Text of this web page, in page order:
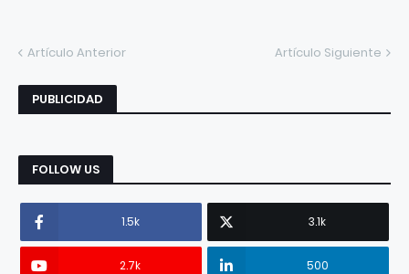
Artículo Anterior Artículo Siguiente
PUBLICIDAD
FOLLOW US
1.5k 3.1k
2.7k 500